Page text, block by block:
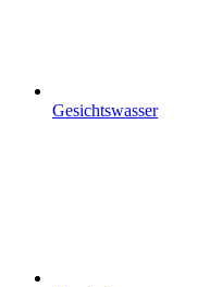
Gesichtswasser